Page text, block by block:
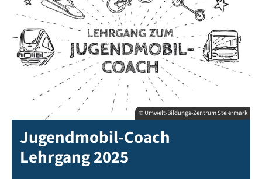
© Umwelt-Bildungs-Zentrum Steiermark
Jugendmobil-Coach
Lehrgang 2025